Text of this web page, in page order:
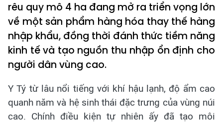
rêu quy mô 4 ha đang mở ra triển vọng lớn
về một sản phẩm hàng hóa thay thế hàng
nhập khẩu, đồng thời đánh thức tiềm năng
kinh tế và tạo nguồn thu nhập ổn định cho
người dân vùng cao.
Y Tý từ lâu nổi tiếng với khí hậu lạnh, độ ẩm cao
quanh năm và hệ sinh thái đặc trưng của vùng núi
cao. Chính điều kiện tự nhiên ấy đã tạo môi